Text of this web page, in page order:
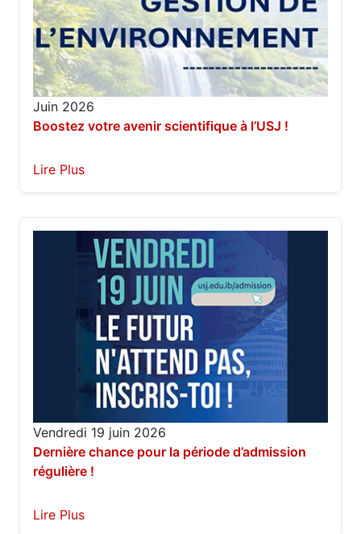
Juin 2026
Boostez votre avenir scientifique à l’USJ !
Lire Plus
Vendredi 19 juin 2026
Dernière chance pour la période d’admission
régulière !
Lire Plus